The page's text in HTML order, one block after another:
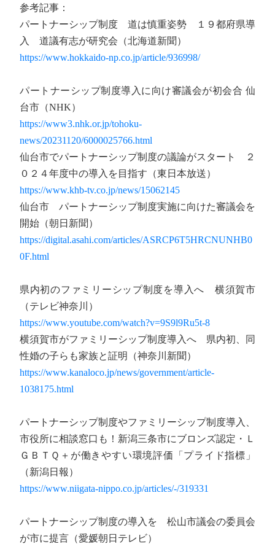
参考記事：
パートナーシップ制度 道は慎重姿勢 １９都府県導
入 道議有志が研究会（北海道新聞）
https://www.hokkaido-np.co.jp/article/936998/
パートナーシップ制度導入に向け審議会が初会合 仙
台市（NHK）
https://www3.nhk.or.jp/tohoku-
news/20231120/6000025766.html
仙台市でパートナーシップ制度の議論がスタート ２
０２４年度中の導入を目指す（東日本放送）
https://www.khb-tv.co.jp/news/15062145
仙台市 パートナーシップ制度実施に向けた審議会を
開始（朝日新聞）
https://digital.asahi.com/articles/ASRCP6T5HRCNUNHB0
0F.html
県内初のファミリーシップ制度を導入へ 横須賀市
（テレビ神奈川）
https://www.youtube.com/watch?v=9S9l9Ru5t-8
横須賀市がファミリーシップ制度導入へ 県内初、同
性婚の子らも家族と証明（神奈川新聞）
https://www.kanaloco.jp/news/government/article-
1038175.html
パートナーシップ制度やファミリーシップ制度導入、
市役所に相談窓口も！新潟三条市にブロンズ認定・Ｌ
ＧＢＴＱ＋が働きやすい環境評価「プライド指標」
（新潟日報）
https://www.niigata-nippo.co.jp/articles/-/319331
パートナーシップ制度の導入を 松山市議会の委員会
が市に提言（愛媛朝日テレビ）